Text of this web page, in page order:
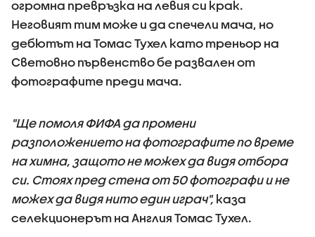
огромна превръзка на левия си крак.
Неговият тим може и да спечели мача, но
дебютът на Томас Тухел като треньор на
Световно първенство бе развален от
фотографите преди мача.
"Ще помоля ФИФА да промени
разположението на фотографите по време
на химна, защото не можех да видя отбора
си. Стоях пред стена от 50 фотографи и не
можех да видя нито един играч", каза
селекционерът на Англия Томас Тухел.